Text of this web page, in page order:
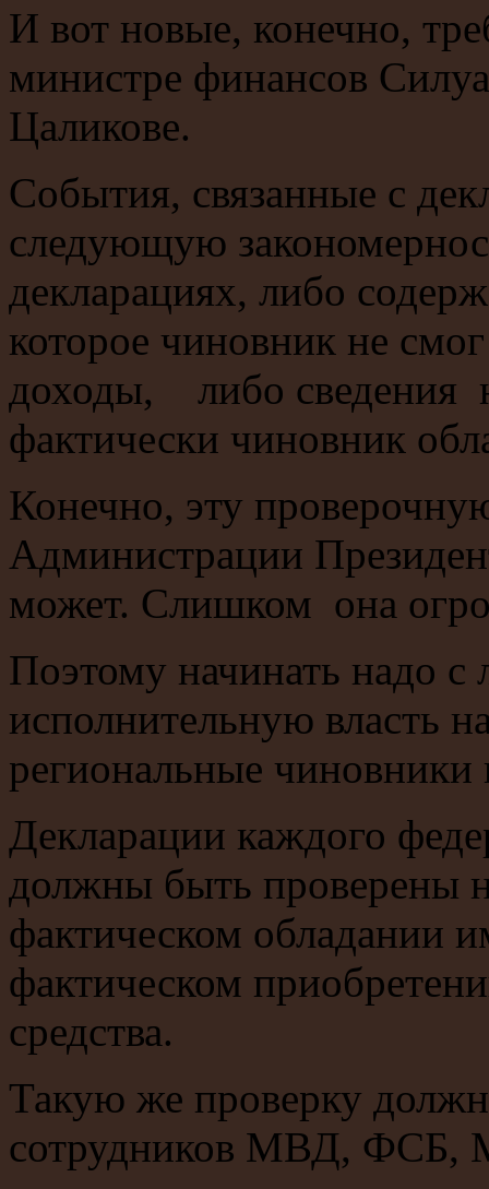
И вот новые, конечно,
министре финансов
Цаликове.
События, связанные с
следующую
декларациях, либо
которое чиновник не
доходы, либо сведения
фактически чиновник
Конечно, эту
Администрации
может. Слишком она
Поэтому начинать надо
исполнительную власть
региональные чиновники
Декларации каждого
должны быть проверены
фактическом обладании
фактическом
средства.
Такую же проверку
сотрудников МВД,